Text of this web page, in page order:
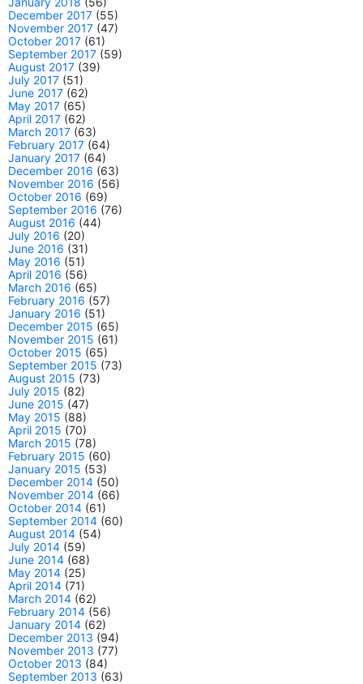
December 2017 (55)
November 2017 (47)
October 2017 (61)
September 2017 (59)
August 2017 (39)
July 2017 (51)
June 2017 (62)
May 2017 (65)
April 2017 (62)
March 2017 (63)
February 2017 (64)
January 2017 (64)
December 2016 (63)
November 2016 (56)
October 2016 (69)
September 2016 (76)
August 2016 (44)
July 2016 (20)
June 2016 (31)
May 2016 (51)
April 2016 (56)
March 2016 (65)
February 2016 (57)
January 2016 (51)
December 2015 (65)
November 2015 (61)
October 2015 (65)
September 2015 (73)
August 2015 (73)
July 2015 (82)
June 2015 (47)
May 2015 (88)
April 2015 (70)
March 2015 (78)
February 2015 (60)
January 2015 (53)
December 2014 (50)
November 2014 (66)
October 2014 (61)
September 2014 (60)
August 2014 (54)
July 2014 (59)
June 2014 (68)
May 2014 (25)
April 2014 (71)
March 2014 (62)
February 2014 (56)
January 2014 (62)
December 2013 (94)
November 2013 (77)
October 2013 (84)
September 2013 (63)